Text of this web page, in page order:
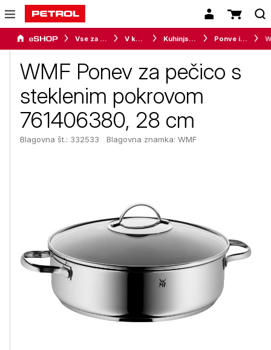
Vse za dom V kuhinji Kuhinjska posoda Ponve in voki
WMF Ponev za pečico s
steklenim pokrovom
761406380, 28 cm
Blagovna št.: 332533 Blagovna znamka: WMF